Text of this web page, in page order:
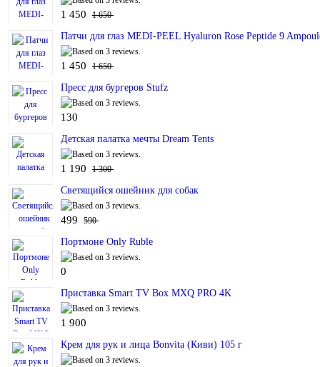
1 450 1 650
Патчи для глаз MEDI-PEEL Hyaluron Rose Peptide 9
1 450 1 650
Пресс для бургеров Stufz
130
Детская палатка мечты Dream Tents
1 190 1 300
Светящийся ошейник для собак
499 590
Портмоне Only Ruble
0
Приставка Smart TV Box MXQ PRO 4K
1 900
Крем для рук и лица Bonvita (Киви) 105 г